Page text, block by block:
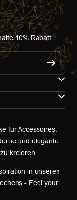
10% Rabatt.
für Accessoires.
und elegante
kreieren.
in unseren
- Feel your